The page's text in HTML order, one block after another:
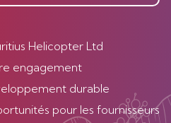
Helicopter Ltd
engagement
durable
pour les fournisseurs